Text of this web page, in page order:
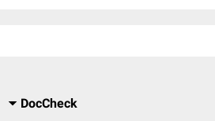
DocCheck